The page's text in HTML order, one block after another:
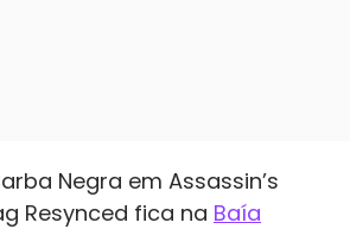
Negra em Assassin’s
Resynced fica na Baía